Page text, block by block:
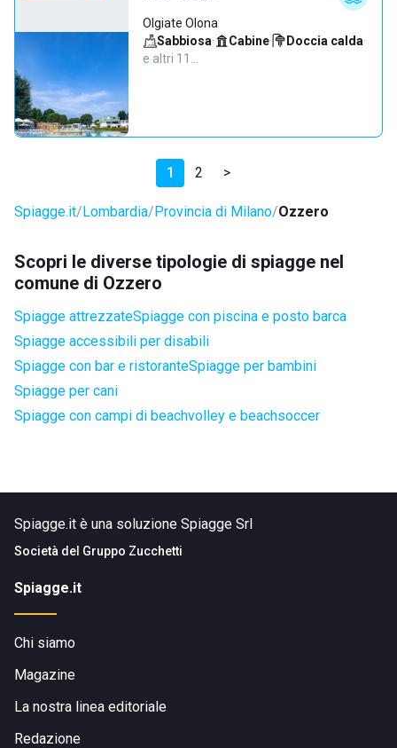
Olgiate Olona
Sabbiosa· Cabine· Doccia calda·
e altri 11…
1 2 >
Spiagge.it Lombardia Provincia di Milano Ozzero
Scopri le diverse tipologie di spiagge nel
comune di Ozzero
Spiagge attrezzateSpiagge con piscina e posto barca
Spiagge accessibili per disabili
Spiagge con bar e ristoranteSpiagge per bambini
Spiagge per cani
Spiagge con campi di beachvolley e beachsoccer
Spiagge.it è una soluzione Spiagge Srl
Società del Gruppo Zucchetti
Spiagge.it
Chi siamo
Magazine
La nostra linea editoriale
Redazione